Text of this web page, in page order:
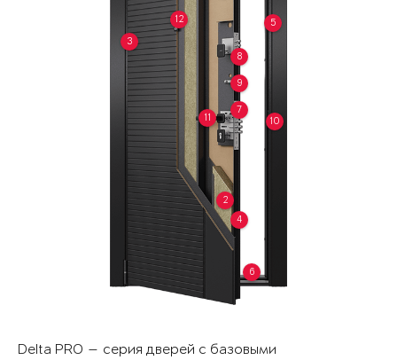
2
3
4
5
6
7
8
9
10
11
12
Delta PRO — серия дверей с базовыми